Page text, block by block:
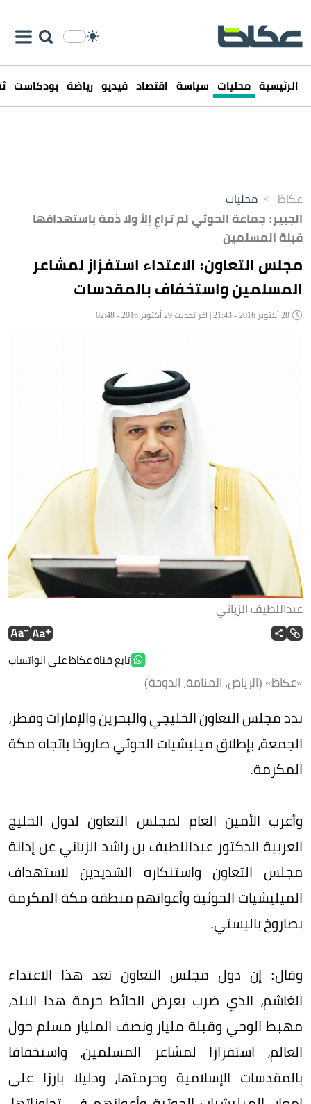
الرئيسية محليات سياسة اقتصاد فيديو رياضة بودكاست
عكاظ > محليات
الجبير: جماعة الحوثي لم تراعِ إلاً ولا ذمة باستهدافها
قبلة المسلمين
مجلس التعاون: الاعتداء استفزاز لمشاعر
المسلمين واستخفاف بالمقدسات
عبداللطيف الزياني
تابع قناة عكاظ على الواتساب
«عكاظ» (الرياض، المنامة، الدوحة)
ندد مجلس التعاون الخليجي والبحرين والإمارات وقطر،
الجمعة، بإطلاق ميليشيات الحوثي صاروخا باتجاه مكة
المكرمة.
وأعرب الأمين العام لمجلس التعاون لدول الخليج
العربية الدكتور عبداللطيف بن راشد الزياني عن إدانة
مجلس التعاون واستنكاره الشديدين لاستهداف
الميليشيات الحوثية وأعوانهم منطقة مكة المكرمة
بصاروخ باليستي.
وقال: إن دول مجلس التعاون تعد هذا الاعتداء
الغاشم، الذي ضرب بعرض الحائط حرمة هذا البلد،
مهبط الوحي وقبلة مليار ونصف المليار مسلم حول
العالم، استفزازا لمشاعر المسلمين، واستخفافا
بالمقدسات الإسلامية وحرمتها، ودليلا بارزا على